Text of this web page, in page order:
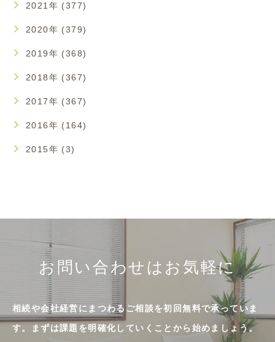
2021年 (377)
2020年 (379)
2019年 (368)
2018年 (367)
2017年 (367)
2016年 (164)
2015年 (3)
お問い合わせはお気軽に
相続や会社経営にまつわるご相談を初回無料で承っていま
す。まずは課題を明確化していくことから始めましょう。